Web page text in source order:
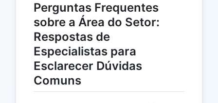
Perguntas Frequentes
sobre a Área do Setor:
Respostas de
Especialistas para
Esclarecer Dúvidas
Comuns